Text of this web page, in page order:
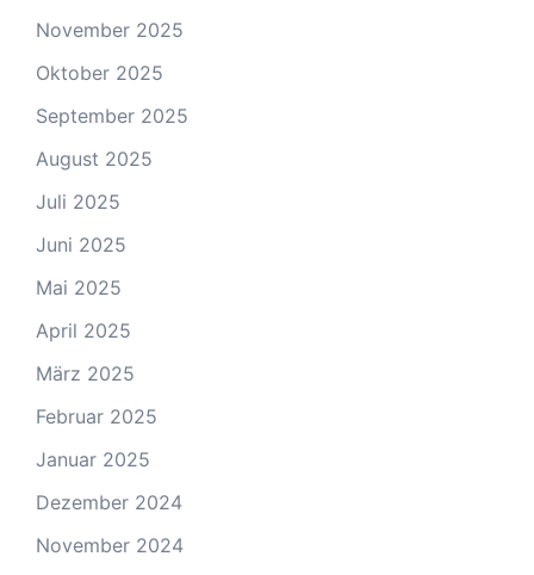
November 2025
Oktober 2025
September 2025
August 2025
Juli 2025
Juni 2025
Mai 2025
April 2025
März 2025
Februar 2025
Januar 2025
Dezember 2024
November 2024